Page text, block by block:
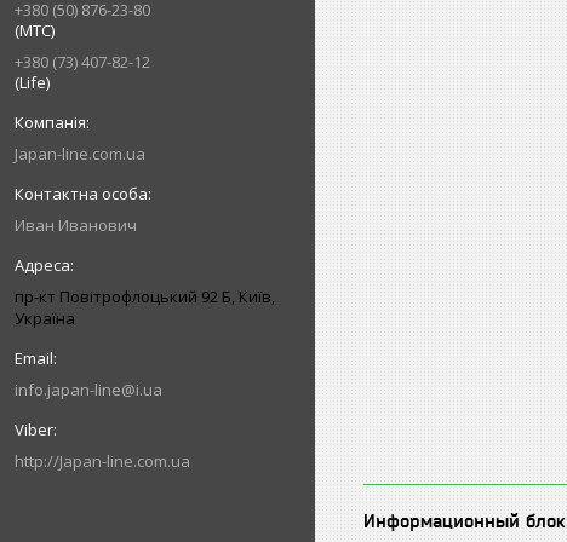
+380 (50) 876-23-80
(МТС)
+380 (73) 407-82-12
(Life)
Japan-line.com.ua
Иван Иванович
пр-кт Повітрофлоцький 92 Б, Київ,
Україна
info.japan-line@i.ua
http://Japan-line.com.ua
Информационный блок